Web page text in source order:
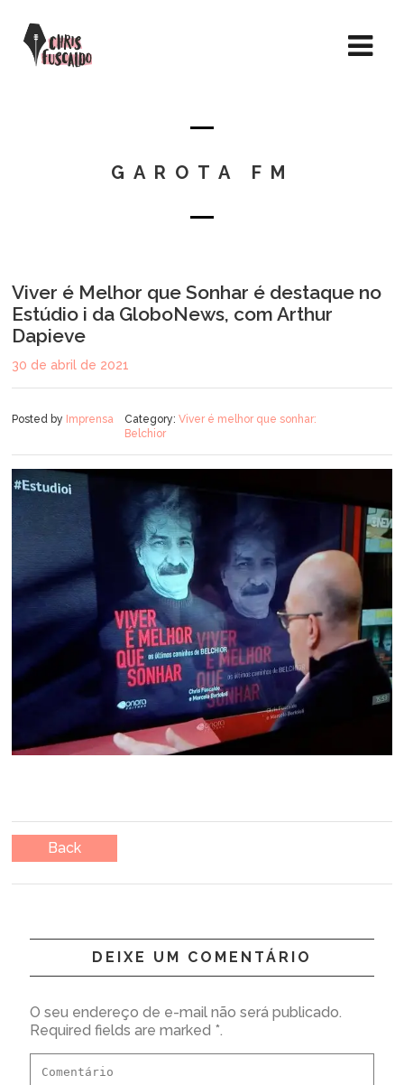
GAROTA FM
Viver é Melhor que Sonhar é destaque no
Estúdio i da GloboNews, com Arthur
Dapieve
30 de abril de 2021
Posted by Imprensa Category: Viver é melhor que sonhar:
Belchior
Back
DEIXE UM COMENTÁRIO
O seu endereço de e-mail não será publicado.
Required fields are marked *.